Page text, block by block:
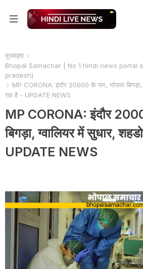
मुख्यपृष्ठ
Bhopal Samachar | No 1 hindi news portal
pradesh)
MP CORONA: इंदौर 20000 के पार, भोपाल
रहा है - UPDATE NEWS
MP CORONA: इंदौर
बिगड़ा, ग्वालियर में सुधार,
UPDATE NEWS